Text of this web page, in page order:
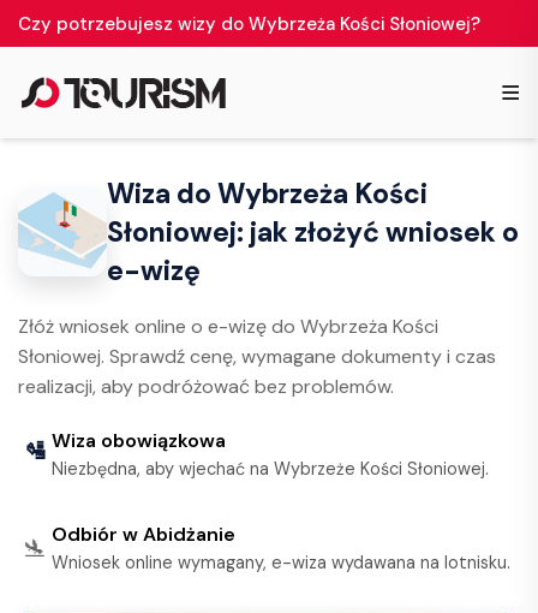
Czy potrzebujesz wizy do Wybrzeża Kości Słoniowej?
≡
Wiza do Wybrzeża Kości
Słoniowej: jak złożyć wniosek o
e-wizę
Złóż wniosek online o e-wizę do Wybrzeża Kości
Słoniowej. Sprawdź cenę, wymagane dokumenty i czas
realizacji, aby podróżować bez problemów.
🛂 Wiza obowiązkowa
Niezbędna, aby wjechać na Wybrzeże Kości Słoniowej.
🛬 Odbiór w Abidżanie
Wniosek online wymagany, e-wiza wydawana na lotnisku.